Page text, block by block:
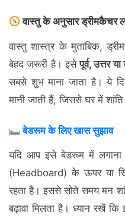
वास्तु के अनुसार ड्रीमकैचर
वास्तु शास्त्र के मुताबिक,
बेहद जरूरी है। इसेपूर्व, उत्तर
सबसे शुभ माना जाता है। ये
मानी जाती हैं, जिससे घर में
बेडरूम के लिए खास सुझाव
यदि आप इसे बेडरूम में लगाना
(Headboard) के ऊपर या
रहता है। इससे सोते समय मन
बढ़ावा मिलता है। ध्यान रखें